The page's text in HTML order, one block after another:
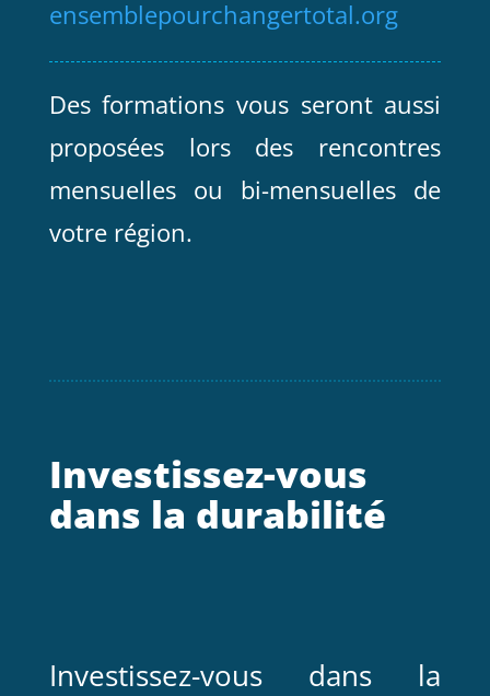
ensemblepourchangertotal.org
Des formations vous seront aussi
proposées lors des rencontres
mensuelles ou bi-mensuelles de
votre région.
Investissez-vous
dans la durabilité
Investissez-vous dans la